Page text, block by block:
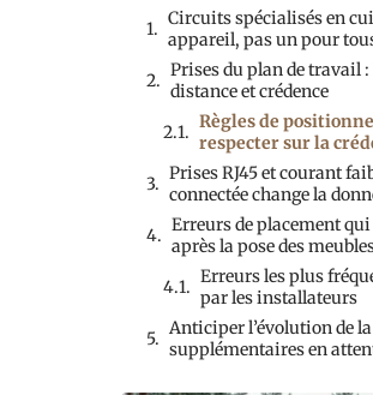
Circuits spécialisés en
appareil, pas un pour
Prises du plan de travail
distance et crédence
Règles de
respecter sur la
Prises RJ45 et courant
connectée change la
Erreurs de placement
après la pose des
Erreurs les plus
par les installateurs
Anticiper l’évolution de
supplémentaires en